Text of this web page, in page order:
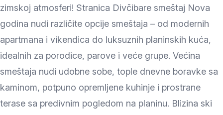
zimskoj atmosferi! Stranica Divčibare smeštaj Nova
godina nudi različite opcije smeštaja – od modernih
apartmana i vikendica do luksuznih planinskih kuća,
idealnih za porodice, parove i veće grupe. Većina
smeštaja nudi udobne sobe, tople dnevne boravke sa
kaminom, potpuno opremljene kuhinje i prostrane
terase sa predivnim pogledom na planinu. Blizina ski